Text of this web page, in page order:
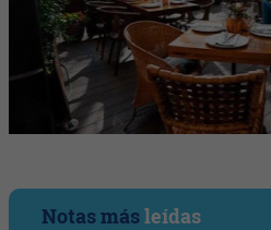
Notas másleídas